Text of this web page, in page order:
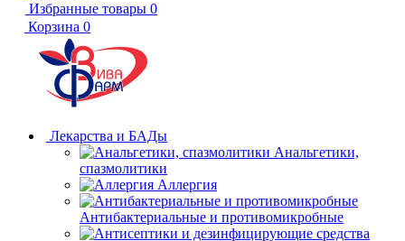
Избранные товары 0
Корзина 0
Лекарства и БАДы
Анальгетики,
спазмолитики
Аллергия
Антибактериальные и противомикробные